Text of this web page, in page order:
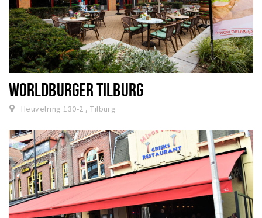
WORLDBURGER TILBURG
Heuvelring 130-2 , Tilburg